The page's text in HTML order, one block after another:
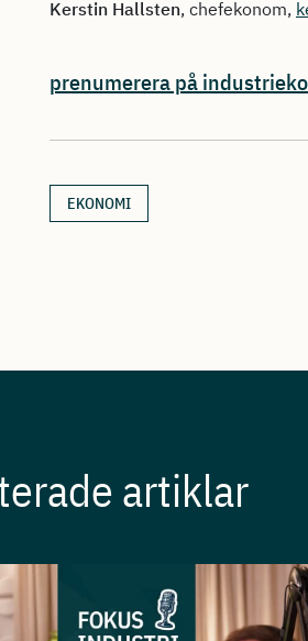
Kerstin Hallsten, chefekonom,
prenumerera på
EKONOMI
artiklar